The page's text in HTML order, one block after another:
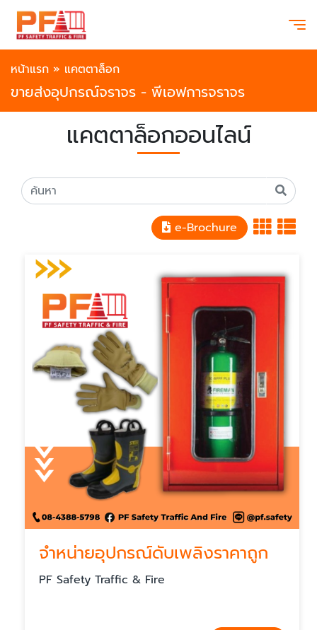
หน้าแรก » แคตตาล็อก
ขายส่งอุปกรณ์จราจร - พีเอฟการจราจร
แคตตาล็อกออนไลน์
e-Brochure
จำหน่ายอุปกรณ์ดับเพลิงราคาถูก
PF Safety Traffic & Fire